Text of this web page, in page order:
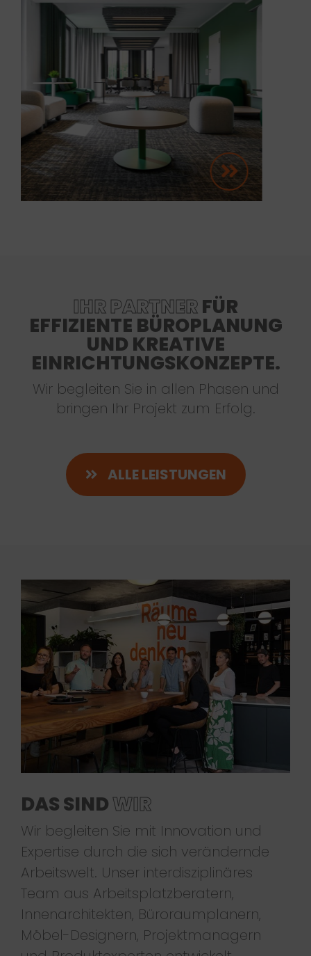
IHR PARTNERFÜR
EFFIZIENTE BÜROPLANUNG
UND KREATIVE
EINRICHTUNGSKONZEPTE.
Wir begleiten Sie in allen Phasen und
bringen Ihr Projekt zum Erfolg.
ALLE LEISTUNGEN
DAS SINDWIR
Wir begleiten Sie mit Innovation und
Expertise durch die sich verändernde
Arbeitswelt. Unser interdisziplinäres
Team aus Arbeitsplatzberatern,
Innenarchitekten, Büroraumplanern,
Möbel-Designern, Projektmanagern